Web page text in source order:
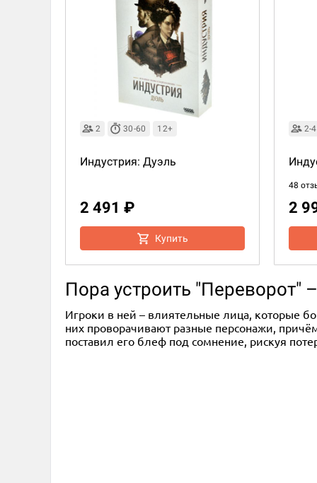
2 30-60 12+
Индустрия: Дуэль
2 491 ₽
Купить
2-4
48
2
Пора устроить "Переворот"
Игроки в ней – влиятельные лица, которые
них проворачивают разные персонажи,
поставил его блеф под сомнение, рискуя